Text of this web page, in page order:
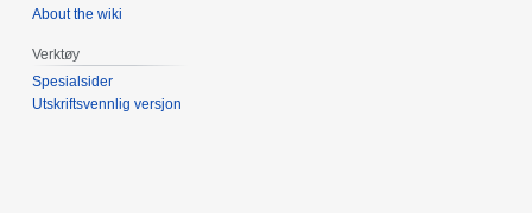
About the wiki
Verktøy
Spesialsider
Utskriftsvennlig versjon